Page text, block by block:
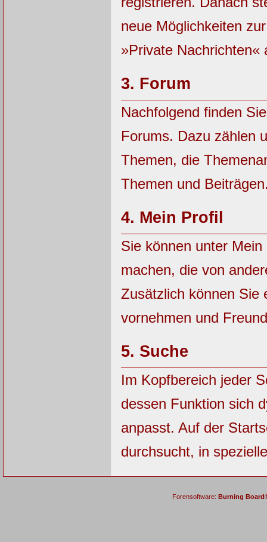
neue Möglichkeiten
»Private Nachrichten«
3. Forum
Nachfolgend finden
Forums. Dazu zählen
Themen, die
Themen und
4. Mein Profil
Sie können unter
machen, die von
Zusätzlich können Sie
vornehmen und
5. Suche
Im Kopfbereich jeder
dessen Funktion sich
anpasst. Auf der
durchsucht, in
Forensoftware: Burning